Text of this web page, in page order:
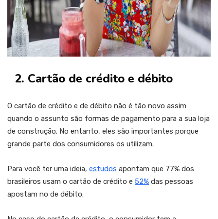
2. Cartão de crédito e débito
O cartão de crédito e de débito não é tão novo assim
quando o assunto são formas de pagamento para a sua loja
de construção. No entanto, eles são importantes porque
grande parte dos consumidores os utilizam.
Para você ter uma ideia, estudos apontam que 77% dos
brasileiros usam o cartão de crédito e 52% das pessoas
apostam no de débito.